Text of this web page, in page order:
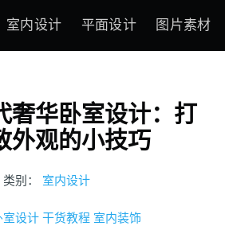
室内设计 平面设计 图片素材
奢华卧室设计：打
外观的小技巧
类别： 室内设计
室设计 干货教程 室内装饰